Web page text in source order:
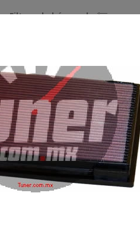
Filtros de búsqueda